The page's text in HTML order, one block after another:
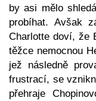
by asi mělo
probíhat. Avšak
Charlotte doví, že
těžce nemocnou
jež následně
frustrací, se
přehraje